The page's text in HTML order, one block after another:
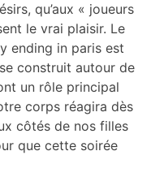
qu’aux « joueurs
le vrai plaisir. Le
ending in paris est
construit autour de
un rôle principal
corps réagira dès
côtés de nos filles
que cette soirée